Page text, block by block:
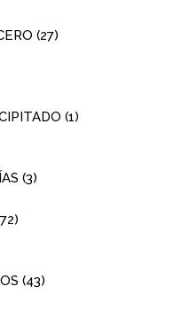
(27)
(1)
(3)
(43)